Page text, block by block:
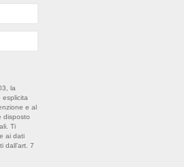
la
esplicita
e al
disposto
Ti
ai dati
dall’art. 7